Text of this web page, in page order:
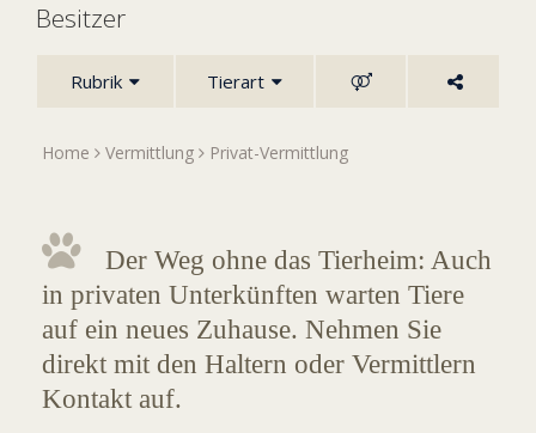
Besitzer
Rubrik Tierart
Home Vermittlung Privat-Vermittlung
Der Weg ohne das Tierheim: Auch
in privaten Unterkünften warten Tiere
auf ein neues Zuhause. Nehmen Sie
direkt mit den Haltern oder Vermittlern
Kontakt auf.